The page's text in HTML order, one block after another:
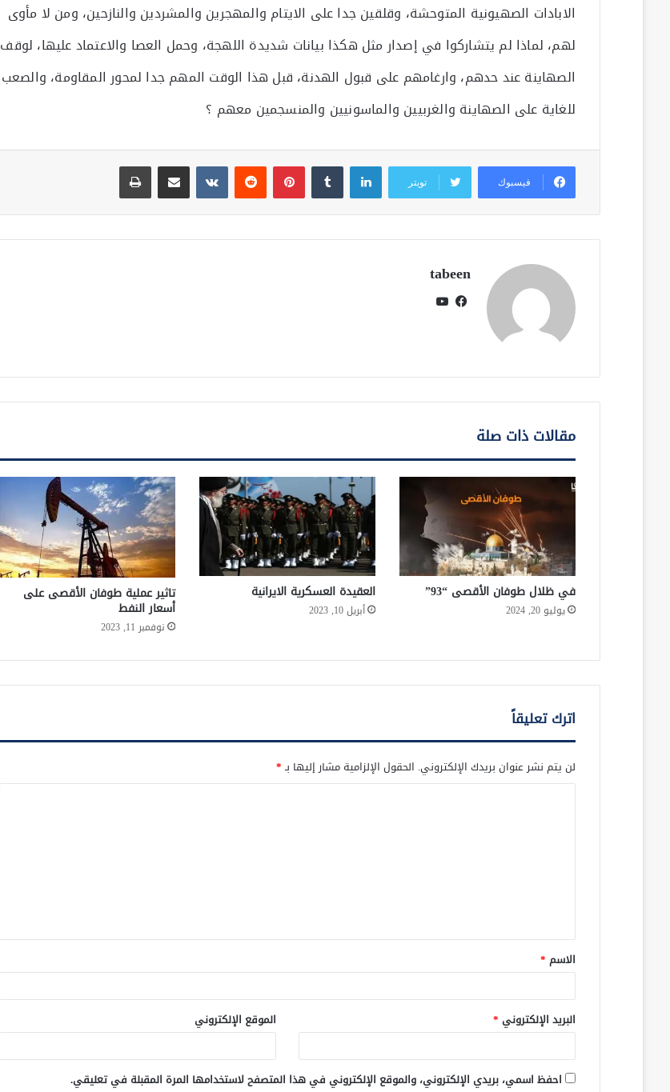
الابادات الصهيونية المتوحشة، وقلقين جدا على الايتام والمهجرين والمشردين والنازحين، ومن لا مأوى
لهم، لماذا لم يتشاركوا في إصدار مثل هكذا بيانات شديدة اللهجة، وحمل العصا والاعتماد عليها، لوقف
الصهاينة عند حدهم، وارغامهم على قبول الهدنة، قبل هذا الوقت المهم جدا لمحور المقاومة، والصعب
للغاية على الصهاينة والغربيين والماسونيين والمنسجمين معهم ؟
فيسبوك تويتر
لينكدإن ‏Tumblr بينتيريست
‏Reddit
‏VKontakte مشاركة عبر البريد طباعة
tabeen
فيسبوك
مقالات ذات صلة
في ظلال طوفان الأقصى “93”
يوليو 20, 2024
العقيدة العسكرية الايرانية
أبريل 10, 2023
تاثير عملية طوفان الأقصى على
أسعار النفط
نوفمبر 11, 2023
اترك تعليقاً
لن يتم نشر عنوان بريدك الإلكتروني. الحقول الإلزامية مشار إليها بـ*
ق
*
الاسم *
البريد الإلكتروني * الموقع الإلكتروني
احفظ اسمي، بريدي الإلكتروني، والموقع الإلكتروني في هذا المتصفح لاستخدامها المرة المقبلة في تعليقي.